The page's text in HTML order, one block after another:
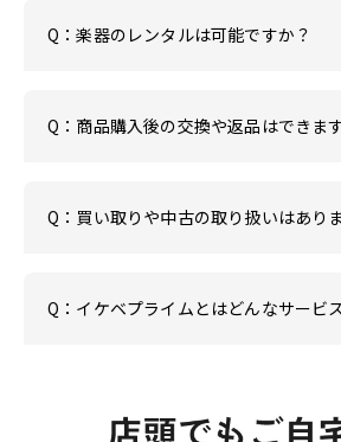
Q：楽器のレンタルは可能ですか？
Q：商品購入後の交換や返品はできま
Q：買い取りや中古の取り扱いはあり
Q：イケベプライムとはどんなサービ